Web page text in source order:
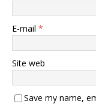
E-mail *
Site web
Save my name,